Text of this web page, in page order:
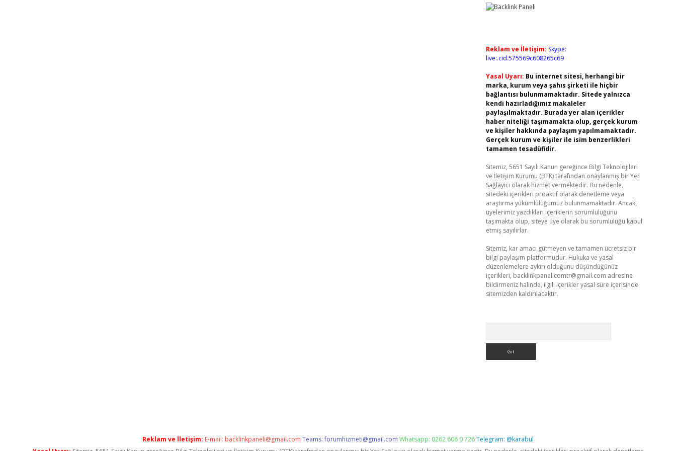
Reklam ve İletişim: Skype:
live:.cid.575569c608265c69
Yasal Uyarı: Bu internet sitesi, herhangi bir
marka, kurum veya şahıs şirketi ile hiçbir
bağlantısı bulunmamaktadır. Sitede yalnızca
kendi hazırladığımız makaleler
paylaşılmaktadır. Burada yer alan içerikler
haber niteliği taşımamakta olup, gerçek kurum
ve kişiler hakkında paylaşım yapılmamaktadır.
Gerçek kurum ve kişiler ile isim benzerlikleri
tamamen tesadüfidir.
Sitemiz, 5651 Sayılı Kanun gereğince Bilgi Teknolojileri
ve İletişim Kurumu (BTK) tarafından onaylanmış bir Yer
Sağlayıcı olarak hizmet vermektedir. Bu nedenle,
sitedeki içerikleri proaktif olarak denetleme veya
araştırma yükümlülüğümüz bulunmamaktadır. Ancak,
üyelerimiz yazdıkları içeriklerin sorumluluğunu
taşımakta olup, siteye üye olarak bu sorumluluğu kabul
etmiş sayılırlar.
Sitemiz, kar amacı gütmeyen ve tamamen ücretsiz bir
bilgi paylaşım platformudur. Hukuka ve yasal
düzenlemelere aykırı olduğunu düşündüğünüz
içerikleri, backlinkpanelicomtr@gmail.com adresine
bildirmeniz halinde, ilgili içerikler yasal süre içerisinde
sitemizden kaldırılacaktır.
Reklam ve İletişim: E-mail: backlinkpaneli@gmail.com Teams:forumhizmeti@gmail.com Whatsapp: 0262 606 0 726Telegram: @karabul